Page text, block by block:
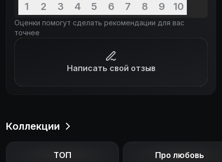
1 2 3 4 5 6 7 8 9 10
Оценки помогут сделать рекомендации для вас
точнее
Написать свой отзыв
Коллекции
ТОП Про любовь